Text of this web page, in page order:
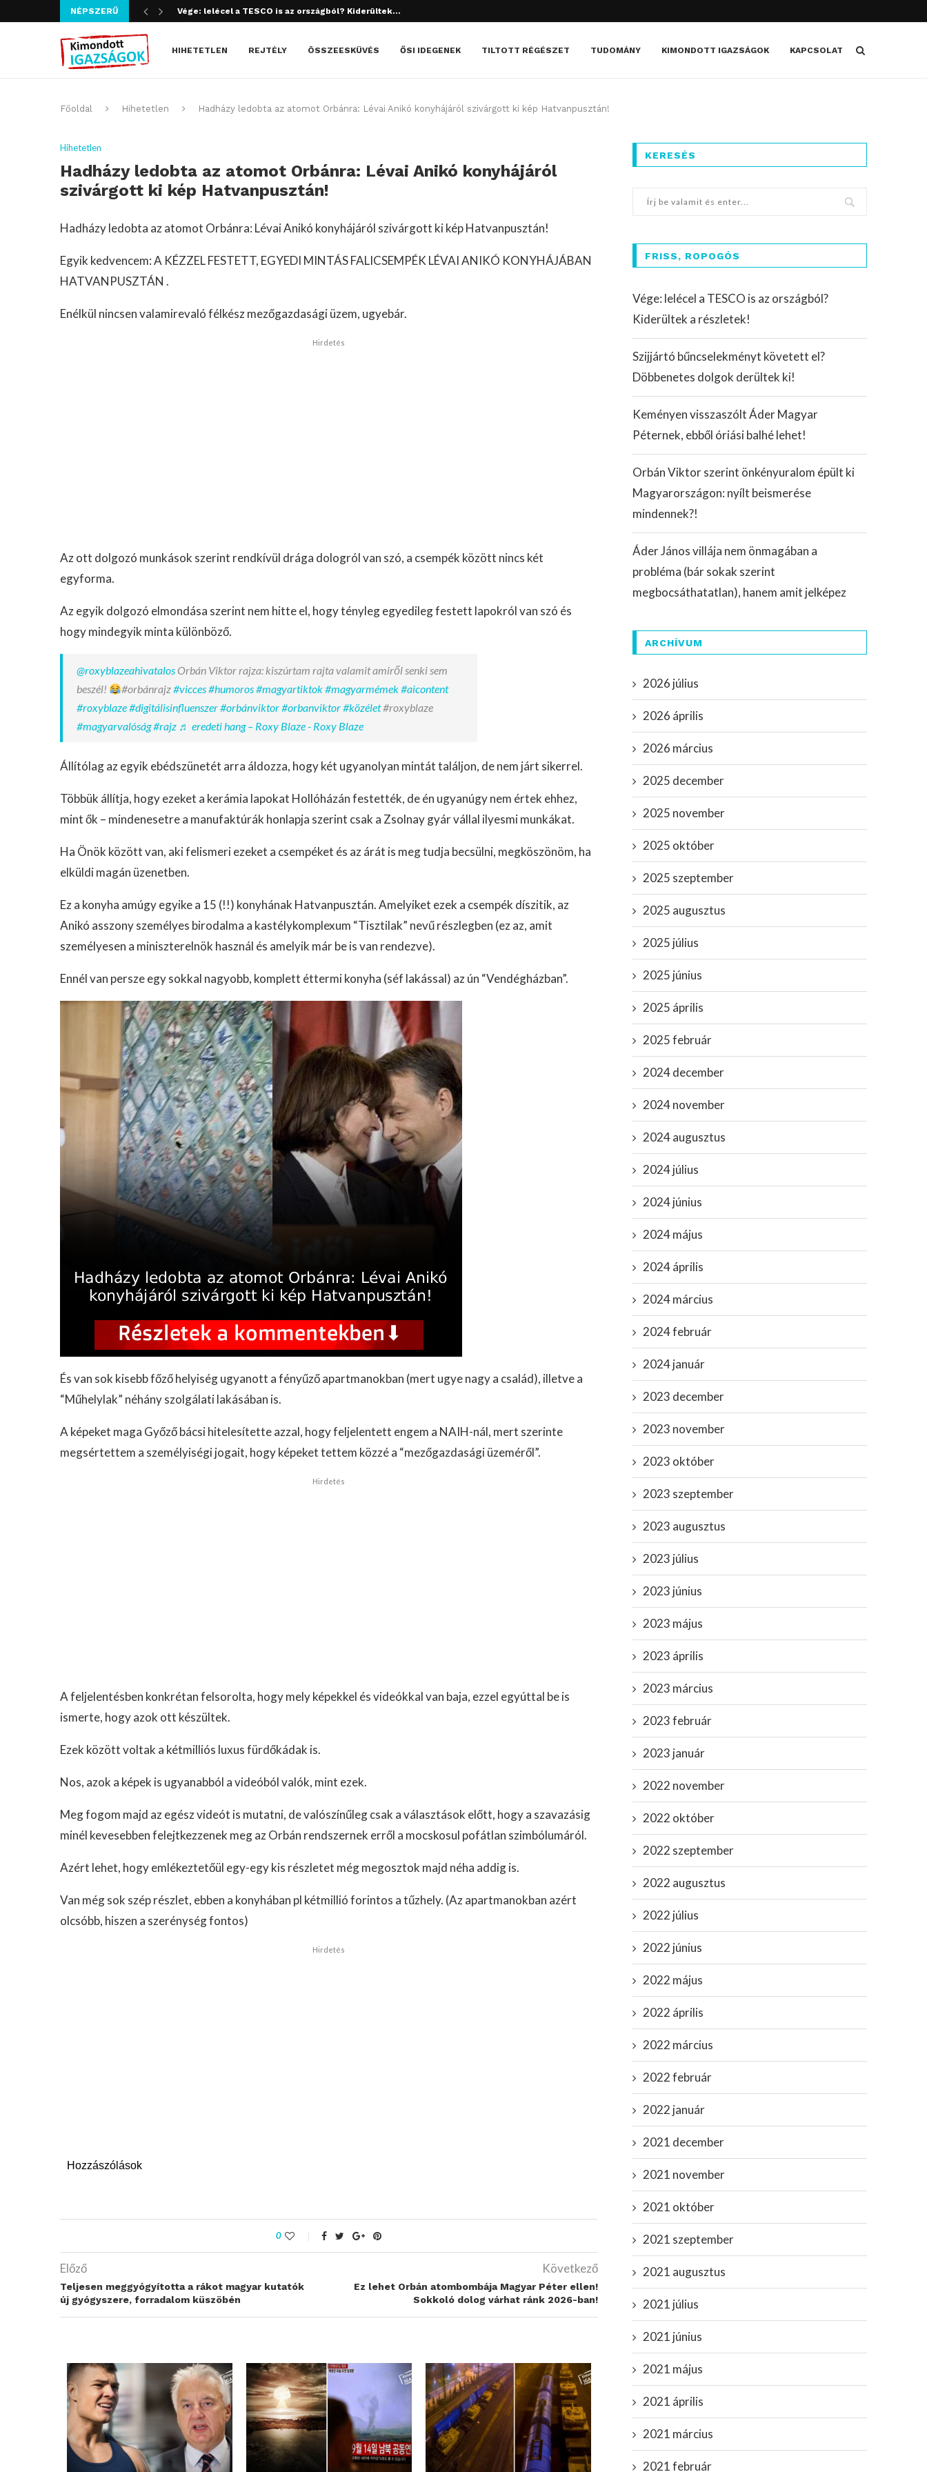
NÉPSZERŰ Szijjártó bűncselekményt követett el? Döbbenetes dolgok derültek ki!
HIHETETLEN REJTÉLY ÖSSZEESKÜVÉS ŐSI IDEGENEK TILTOTT RÉGÉSZET TUDOMÁNY KIMONDOTT IGAZSÁGOK KAPCSOLAT
Főoldal Hihetetlen Hadházy ledobta az atomot Orbánra: Lévai Anikó konyhájáról szivárgott ki kép Hatvanpusztán!
Hihetetlen
Hadházy ledobta az atomot Orbánra: Lévai Anikó konyhájáról
szivárgott ki kép Hatvanpusztán!
Hadházy ledobta az atomot Orbánra: Lévai Anikó konyhájáról szivárgott ki kép Hatvanpusztán!
Egyik kedvencem: A KÉZZEL FESTETT, EGYEDI MINTÁS FALICSEMPÉK LÉVAI ANIKÓ KONYHÁJÁBAN
HATVANPUSZTÁN .
Enélkül nincsen valamirevaló félkész mezőgazdasági üzem, ugyebár.
Hirdetés
Az ott dolgozó munkások szerint rendkívül drága dologról van szó, a csempék között nincs két
egyforma.
Az egyik dolgozó elmondása szerint nem hitte el, hogy tényleg egyedileg festett lapokról van szó és
hogy mindegyik minta különböző.
@roxyblazeahivatalos Orbán Viktor rajza: kiszúrtam rajta valamit amiről senki sem
beszél!
#orbánrajz#vicces#humoros#magyartiktok#magyarmémek#aicontent
#roxyblaze#digitálisinfluenszer#orbánviktor#orbanviktor#közélet#roxyblaze
#magyarvalóság#rajz ♬ eredeti hang – Roxy Blaze - Roxy Blaze
Állítólag az egyik ebédszünetét arra áldozza, hogy két ugyanolyan mintát találjon, de nem járt sikerrel.
Többük állítja, hogy ezeket a kerámia lapokat Hollóházán festették, de én ugyanúgy nem értek ehhez,
mint ők – mindenesetre a manufaktúrák honlapja szerint csak a Zsolnay gyár vállal ilyesmi munkákat.
Ha Önök között van, aki felismeri ezeket a csempéket és az árát is meg tudja becsülni, megköszönöm, ha
elküldi magán üzenetben.
Ez a konyha amúgy egyike a 15 (!!) konyhának Hatvanpusztán. Amelyiket ezek a csempék díszitik, az
Anikó asszony személyes birodalma a kastélykomplexum “Tisztilak” nevű részlegben (ez az, amit
személyesen a miniszterelnök használ és amelyik már be is van rendezve).
Ennél van persze egy sokkal nagyobb, komplett éttermi konyha (séf lakással) az ún “Vendégházban”.
És van sok kisebb főző helyiség ugyanott a fényűző apartmanokban (mert ugye nagy a család), illetve a
“Műhelylak” néhány szolgálati lakásában is.
A képeket maga Győző bácsi hitelesítette azzal, hogy feljelentett engem a NAIH-nál, mert szerinte
megsértettem a személyiségi jogait, hogy képeket tettem közzé a “mezőgazdasági üzeméről”.
Hirdetés
A feljelentésben konkrétan felsorolta, hogy mely képekkel és videókkal van baja, ezzel egyúttal be is
ismerte, hogy azok ott készültek.
Ezek között voltak a kétmilliós luxus fürdőkádak is.
Nos, azok a képek is ugyanabból a videóból valók, mint ezek.
Meg fogom majd az egész videót is mutatni, de valószínűleg csak a választások előtt, hogy a szavazásig
minél kevesebben felejtkezzenek meg az Orbán rendszernek erről a mocskosul pofátlan szimbólumáról.
Azért lehet, hogy emlékeztetőül egy-egy kis részletet még megosztok majd néha addig is.
Van még sok szép részlet, ebben a konyhában pl kétmillió forintos a tűzhely. (Az apartmanokban azért
olcsóbb, hiszen a szerénység fontos)
Hirdetés
Hozzászólások
0
Előző
Teljesen meggyógyította a rákot magyar kutatók
új gyógyszere, forradalom küszöbén
Következő
Ez lehet Orbán atombombája Magyar Péter ellen!
Sokkoló dolog várhat ránk 2026-ban!
KERESÉS
FRISS, ROPOGÓS
Vége: lelécel a TESCO is az országból?
Kiderültek a részletek!
Szijjártó bűncselekményt követett el?
Döbbenetes dolgok derültek ki!
Keményen visszaszólt Áder Magyar
Péternek, ebből óriási balhé lehet!
Orbán Viktor szerint önkényuralom épült ki
Magyarországon: nyílt beismerése
mindennek?!
Áder János villája nem önmagában a
probléma (bár sokak szerint
megbocsáthatatlan), hanem amit jelképez
ARCHÍVUM
2026 július
2026 április
2026 március
2025 december
2025 november
2025 október
2025 szeptember
2025 augusztus
2025 július
2025 június
2025 április
2025 február
2024 december
2024 november
2024 augusztus
2024 július
2024 június
2024 május
2024 április
2024 március
2024 február
2024 január
2023 december
2023 november
2023 október
2023 szeptember
2023 augusztus
2023 július
2023 június
2023 május
2023 április
2023 március
2023 február
2023 január
2022 november
2022 október
2022 szeptember
2022 augusztus
2022 július
2022 június
2022 május
2022 április
2022 március
2022 február
2022 január
2021 december
2021 november
2021 október
2021 szeptember
2021 augusztus
2021 július
2021 június
2021 május
2021 április
2021 március
2021 február